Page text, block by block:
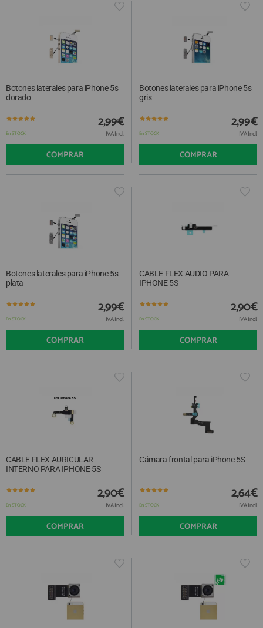
Botones laterales para iPhone 5s
dorado
En STOCK
2,99€
IVA Incl.
COMPRAR
Botones laterales para iPhone 5s
gris
En STOCK
2,99€
IVA Incl.
COMPRAR
Botones laterales para iPhone 5s
plata
En STOCK
2,99€
IVA Incl.
COMPRAR
CABLE FLEX AUDIO PARA
IPHONE 5S
En STOCK
2,90€
IVA Incl.
COMPRAR
CABLE FLEX AURICULAR
INTERNO PARA IPHONE 5S
En STOCK
2,90€
IVA Incl.
COMPRAR
Cámara frontal para iPhone 5S
En STOCK
2,64€
IVA Incl.
COMPRAR